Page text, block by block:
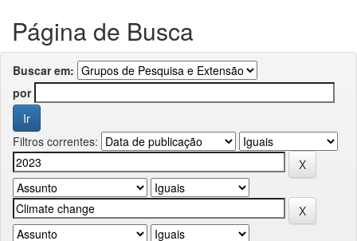
Página de Busca
Buscar em:
por
Filtros correntes: